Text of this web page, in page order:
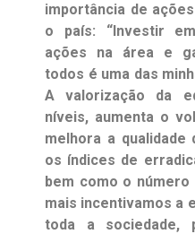
importância de
o país: “Investir
ações na área e
todos é uma das
A valorização da
níveis, aumenta o
melhora a qualidade
os índices de
bem como o número
mais incentivamos a
toda a sociedade,